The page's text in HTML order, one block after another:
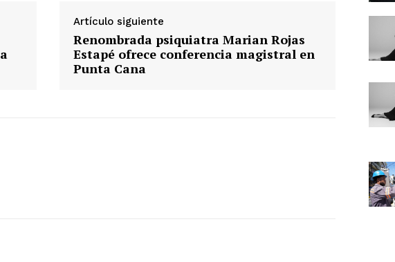
Artículo siguiente
Renombrada psiquiatra Marian Rojas
Estapé ofrece conferencia magistral en
Punta Cana